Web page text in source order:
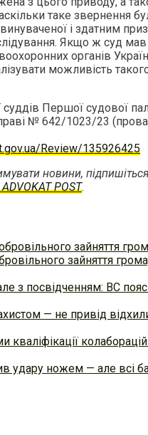
таке звернення
і здатним
Якщо ж суд мав
органів
можливість
суддів Першої судової
№ 642/1023/23
Review/135926425
новини, підпишіться
POST.
зайняття
зайняття
з посвідченням: ВС
— не привід
кваліфікації
удару ножем — але всі